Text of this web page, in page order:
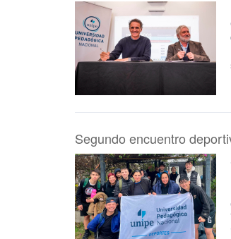
Segundo encuentro